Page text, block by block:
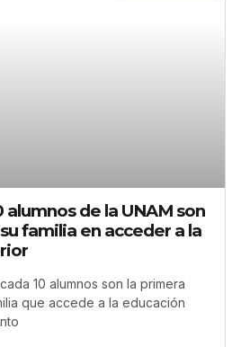
alumnos de la UNAM son
familia en acceder a la
10 alumnos son la primera
que accede a la educación